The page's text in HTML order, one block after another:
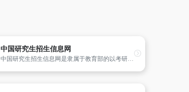
中国研究生招生信息网
中国研究生招生信息网是隶属于教育部的以考研为主题的官方网站，是全国硕士研究生招生报名和调剂指定网站，主要提供研究生网上报名及调剂、专业目录查询、在线咨询、院校信息、报考指南和考试辅导等多方面的服务和信息指导。